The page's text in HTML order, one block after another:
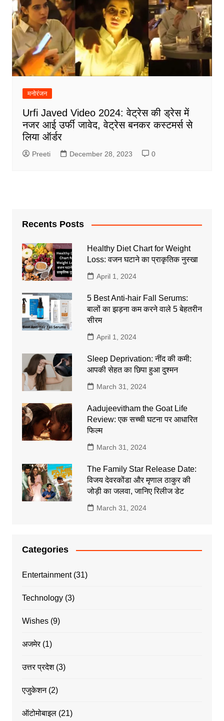
मनोरंजन
Urfi Javed Video 2024: वेट्रेस की ड्रेस में
नजर आई उर्फी जावेद, वेट्रेस बनकर कस्टमर्स से
लिया ऑर्डर
Preeti December 28, 2023 0
Recents Posts
Healthy Diet Chart for Weight
Loss: वजन घटाने का प्राकृतिक नुस्खा
April 1, 2024
5 Best Anti-hair Fall Serums:
बालों का झड़ना कम करने वाले 5 बेहतरीन
सीरम
April 1, 2024
Sleep Deprivation: नींद की कमी:
आपकी सेहत का छिपा हुआ दुश्मन
March 31, 2024
Aadujeevitham the Goat Life
Review: एक सच्ची घटना पर आधारित
फिल्म
March 31, 2024
The Family Star Release Date:
विजय देवरकोंडा और मृणाल ठाकुर की
जोड़ी का जलवा, जानिए रिलीज डेट
March 31, 2024
Categories
Entertainment(31)
Technology(3)
Wishes(9)
अजमेर(1)
उत्तर प्रदेश(3)
एजुकेशन(2)
ऑटोमोबाइल(21)